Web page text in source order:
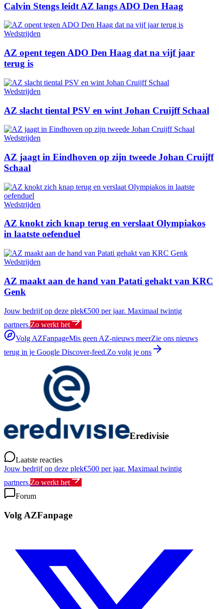
Calvin Stengs leidt AZ langs ADO Den Haag
Wedstrijden
AZ opent tegen ADO Den Haag dat na vijf jaar
terug is
Wedstrijden
AZ slacht tiental PSV en wint Johan Cruijff Schaal
Wedstrijden
AZ jaagt in Eindhoven op zijn tweede Johan Cruijff
Schaal
Wedstrijden
AZ knokt zich knap terug en verslaat Olympiakos
in laatste oefenduel
Wedstrijden
AZ maakt aan de hand van Patati gehakt van KRC
Genk
Jouw bedrijf op deze plek€500 per jaar. Maximaal twintig
partners.Zo werkt het
Volg AZFanpageMis geen AZ-nieuws meerZie ons nieuws
terug in je Google Discover-feed.Zo volg je ons
Eredivisie
Laatste reacties
Jouw bedrijf op deze plek€500 per jaar. Maximaal twintig
partners.Zo werkt het
Forum
Volg AZFanpage